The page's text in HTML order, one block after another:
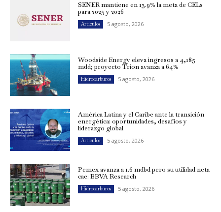
SENER mantiene en 13.9% la meta de CELs
para 2025 y 2026
Artículos 5 agosto, 2026
Woodside Energy eleva ingresos a 4,185
mdd; proyecto Trion avanza a 64%
Hidrocarburos 5 agosto, 2026
América Latina y el Caribe ante la transición
energética: oportunidades, desafíos y
liderazgo global
Artículos 5 agosto, 2026
Pemex avanza a 1.6 mdbd pero su utilidad neta
cae: BBVA Research
Hidrocarburos 5 agosto, 2026